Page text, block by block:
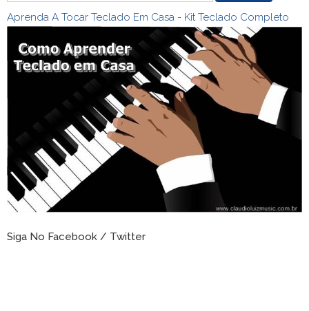
Aprenda A Tocar Teclado Em Casa - Kit Teclado Completo
Siga No Facebook / Twitter